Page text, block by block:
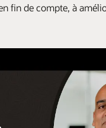
fin de compte, à